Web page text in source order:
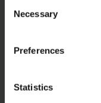
Selection
Necessary
Preferences
Statistics